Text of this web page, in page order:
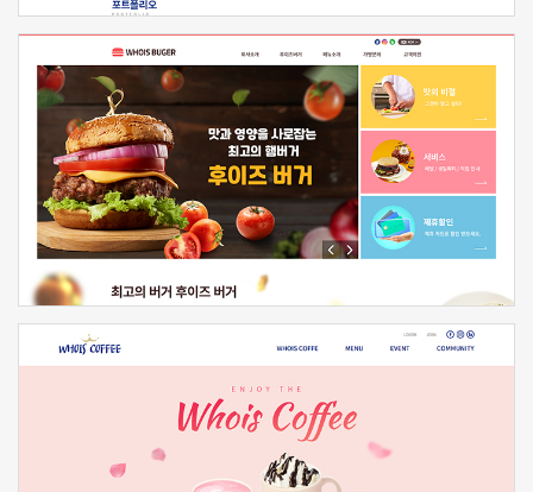
신청하기